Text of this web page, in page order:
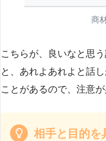
商
こちらが、良いなと思
と、あれよあれよと話
ことがあるので、注意が
相手と目的を